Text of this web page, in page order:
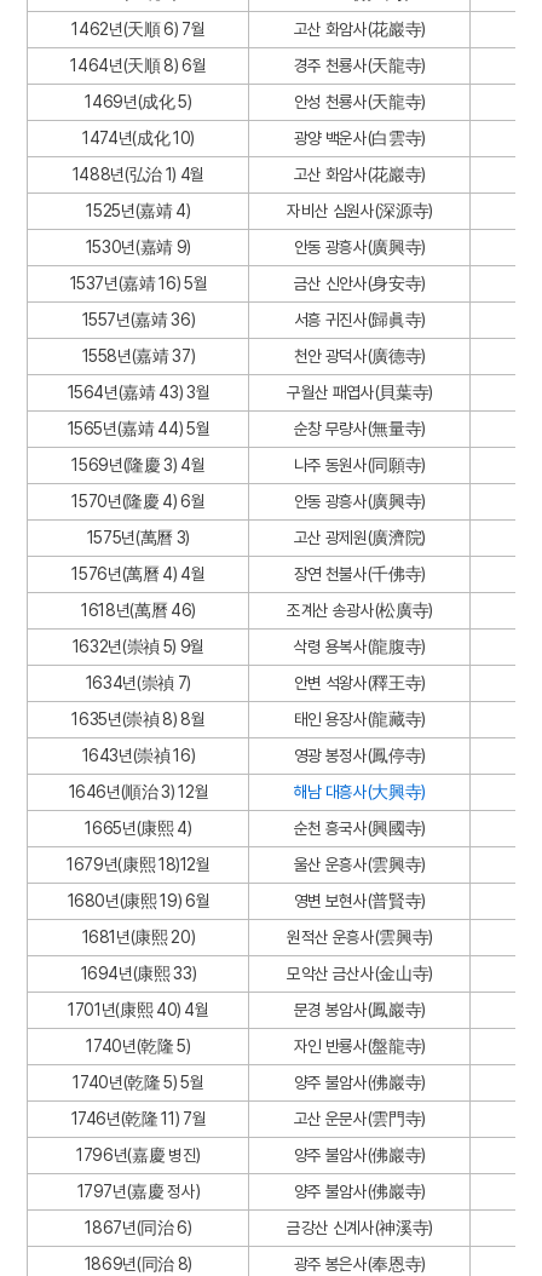
1462년(天順 6) 7월
고산 화암사(花巖寺)
1464년(天順 8) 6월
경주 천룡사(天龍寺)
1469년(成化 5)
안성 천룡사(天龍寺)
1474년(成化 10)
광양 백운사(白雲寺)
1488년(弘治 1) 4월
고산 화암사(花巖寺)
1525년(嘉靖 4)
자비산 심원사(深源寺)
1530년(嘉靖 9)
안동 광흥사(廣興寺)
1537년(嘉靖 16) 5월
금산 신안사(身安寺)
1557년(嘉靖 36)
서흥 귀진사(歸眞寺)
1558년(嘉靖 37)
천안 광덕사(廣德寺)
1564년(嘉靖 43) 3월
구월산 패엽사(貝葉寺)
1565년(嘉靖 44) 5월
순창 무량사(無量寺)
1569년(隆慶 3) 4월
나주 동원사(同願寺)
1570년(隆慶 4) 6월
안동 광흥사(廣興寺)
1575년(萬曆 3)
고산 광제원(廣濟院)
1576년(萬曆 4) 4월
장연 천불사(千佛寺)
1618년(萬曆 46)
조계산 송광사(松廣寺)
1632년(崇禎 5) 9월
삭령 용복사(龍腹寺)
1634년(崇禎 7)
안변 석왕사(釋王寺)
1635년(崇禎 8) 8월
태인 용장사(龍藏寺)
1643년(崇禎 16)
영광 봉정사(鳳停寺)
1646년(順治 3) 12월
해남 대흥사(大興寺)
1665년(康熙 4)
순천 흥국사(興國寺)
1679년(康熙 18)12월
울산 운흥사(雲興寺)
1680년(康熙 19) 6월
영변 보현사(普賢寺)
1681년(康熙 20)
원적산 운흥사(雲興寺)
1694년(康熙 33)
모악산 금산사(金山寺)
1701년(康熙 40) 4월
문경 봉암사(鳳巖寺)
1740년(乾隆 5)
자인 반룡사(盤龍寺)
1740년(乾隆 5) 5월
양주 불암사(佛巖寺)
1746년(乾隆 11) 7월
고산 운문사(雲門寺)
1796년(嘉慶 병진)
양주 불암사(佛巖寺)
1797년(嘉慶 정사)
양주 불암사(佛巖寺)
1867년(同治 6)
금강산 신계사(神溪寺)
1869년(同治 8)
광주 봉은사(奉恩寺)